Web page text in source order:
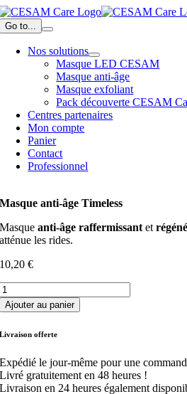
Passer
au
contenu
Go to...
Nos solutions
Masque LED CESAM
Masque anti-âge
Masque exfoliant
Pack découverte CESAM
Centres partenaires
Mon compte
Panier
Contact
Professionnel
Masque anti-âge Timeless
Masqueanti-âge raffermissant et
atténue les rides.
10,20€
Ajouter au panier
Livraison offerte
Expédié le jour-même pour une
Livré gratuitement en 48 heures !
Livraison en 24 heures également